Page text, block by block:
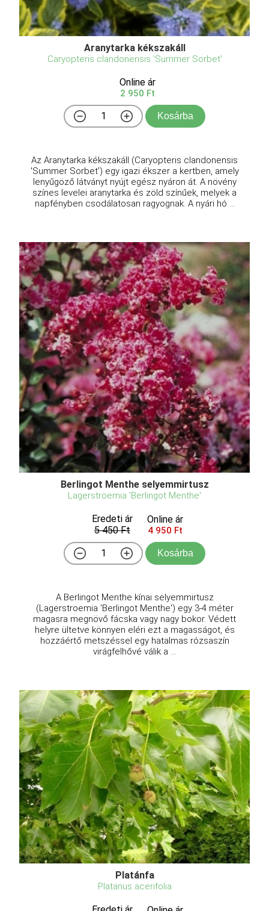
Aranytarka kékszakáll
Caryopteris clandonensis 'Summer Sorbet'
Online ár
2 950 Ft
Kosárba
Az Aranytarka kékszakáll (Caryopteris clandonensis
'Summer Sorbet') egy igazi ékszer a kertben, amely
lenyűgöző látványt nyújt egész nyáron át. A növény
színes levelei aranytarka és zöld színűek, melyek a
napfényben csodálatosan ragyognak. A nyári hó ...
Berlingot Menthe selyemmirtusz
Lagerstroemia 'Berlingot Menthe'
Eredeti ár
5 450 Ft
Online ár
4 950 Ft
Kosárba
A Berlingot Menthe kínai selyemmirtusz
(Lagerstroemia 'Berlingot Menthe') egy 3-4 méter
magasra megnövő fácska vagy nagy bokor. Védett
helyre ültetve könnyen eléri ezt a magasságot, és
hozzáértő metszéssel egy hatalmas rózsaszín
virágfelhővé válik a ...
Platánfa
Platanus acerifolia